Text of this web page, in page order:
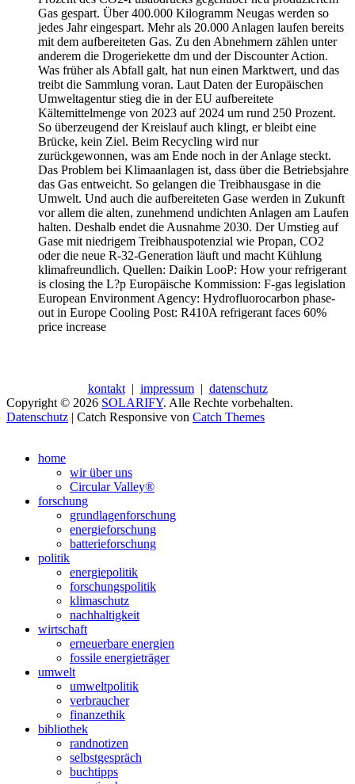
Gas gespart. Über 400.000 Kilogramm Neugas werden so
jedes Jahr eingespart. Mehr als 20.000 Anlagen laufen bereits
mit dem aufbereiteten Gas. Zu den Abnehmern zählen unter
anderem die Drogeriekette dm und der Discounter Action.
Was früher als Abfall galt, hat nun einen Marktwert, und das
treibt die Sammlung voran. Laut Daten der Europäischen
Umweltagentur stieg die in der EU aufbereitete
Kältemittelmenge von 2023 auf 2024 um rund 250 Prozent.
So überzeugend der Kreislauf auch klingt, er bleibt eine
Brücke, kein Ziel. Beim Recycling wird nur
zurückgewonnen, was am Ende noch in der Anlage steckt.
Das Problem bei Klimaanlagen ist, dass über die Betriebsjahre
das Gas entweicht. So gelangen die Treibhausgase in die
Umwelt. Und auch die aufbereiteten Gase werden in Zukunft
vor allem die alten, zunehmend undichten Anlagen am Laufen
halten. Deshalb endet die Ausnahme 2030. Der Umstieg auf
Gase mit niedrigem Treibhauspotenzial wie Propan, CO2
oder die neue R-32-Generation läuft und macht Kühlung
klimafreundlich. Quellen: Daikin LooP: How your refrigerant
is closing the L?p Europäische Kommission: F-gas legislation
European Environment Agency: Hydrofluorocarbon phase-
out in Europe Cooling Post: R410A refrigerant faces 60%
price increase
kontakt| impressum| datenschutz
Copyright © 2026 SOLARIFY. Alle Rechte vorbehalten.
Datenschutz | Catch Responsive von Catch Themes
oben
scrollen
home
wir über uns
Circular Valley®
forschung
grundlagenforschung
energieforschung
batterieforschung
politik
energiepolitik
forschungspolitik
klimaschutz
nachhaltigkeit
wirtschaft
erneuerbare energien
fossile energieträger
umwelt
umweltpolitik
verbraucher
finanzethik
bibliothek
randnotizen
selbstgespräch
buchtipps